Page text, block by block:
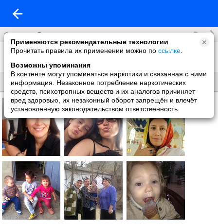
Применяются рекомендательные технологии
Прочитать правила их применении можно по ссылке
Возможны упоминания
В контенте могут упоминаться наркотики и связанная с ними
информация. Незаконное потребление наркотических
средств, психотропных веществ и их аналогов причиняет
вред здоровью, их незаконный оборот запрещён и влечёт
установленную законодательством ответственность
Фотоальбомы Все
Фото со мной
Без названия